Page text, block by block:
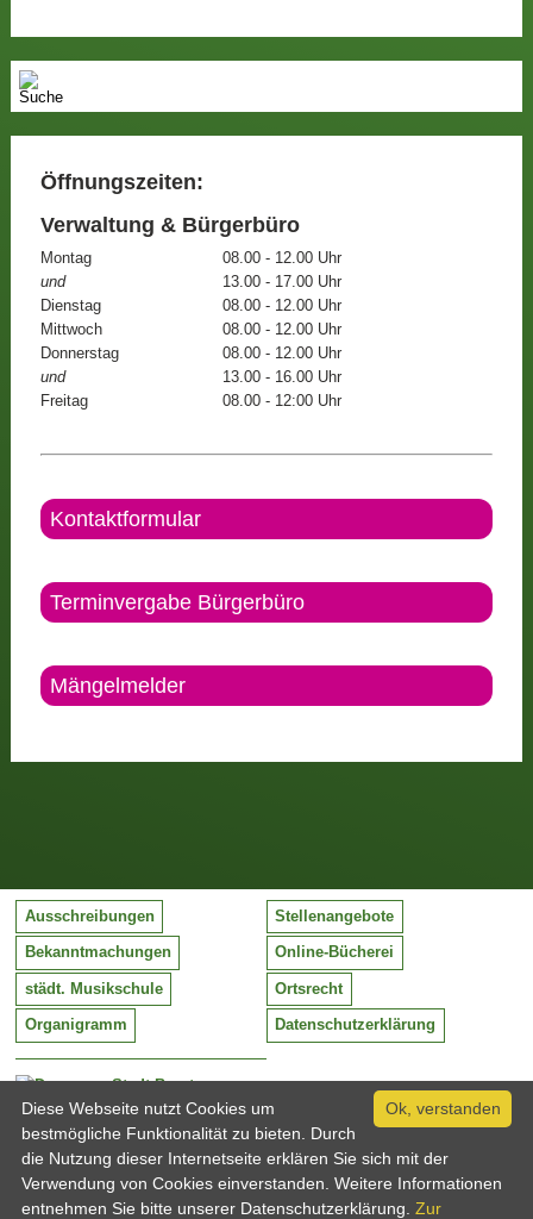
Öffnungszeiten:
Verwaltung & Bürgerbüro
Montag
08.00 - 12.00 Uhr
und
13.00 - 17.00 Uhr
Dienstag
08.00 - 12.00 Uhr
Mittwoch
08.00 - 12.00 Uhr
Donnerstag
08.00 - 12.00 Uhr
und
13.00 - 16.00 Uhr
Freitag
08.00 - 12:00 Uhr
Kontaktformular
Terminvergabe Bürgerbüro
Mängelmelder
Stadt Barntrup
Mittelstraße 38
32683 Barntrup
Tel:
Email:
05263 / 409-0
info@barntrup.de
Ausschreibungen Stellenangebote
Bekanntmachungen Online-Bücherei
städt. Musikschule Ortsrecht
Organigramm Datenschutzerklärung
Ok, verstanden
Diese Webseite nutzt Cookies um
bestmögliche Funktionalität zu bieten. Durch
die Nutzung dieser Internetseite erklären Sie sich mit der
Verwendung von Cookies einverstanden. Weitere Informationen
entnehmen Sie bitte unserer Datenschutzerklärung. Zur